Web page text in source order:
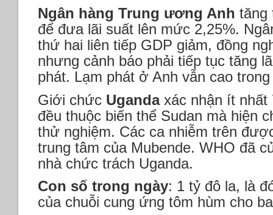
Ngân hàng Trung ương Anh tăng
để đưa lãi suất lên mức 2,25%.
thứ hai liên tiếp GDP giảm, đồng
nhưng cảnh báo phải tiếp tục tăng
phát. Lạm phát ở Anh vẫn cao
Giới chức Ugandaxác nhận ít nhất
đều thuộc biến thể Sudan mà hiện
thử nghiệm. Các ca nhiễm trên
trung tâm của Mubende. WHO đã
nhà chức trách Uganda.
Con số trong ngày: 1 tỷ đô la, là
của chuỗi cung ứng tôm hùm cho